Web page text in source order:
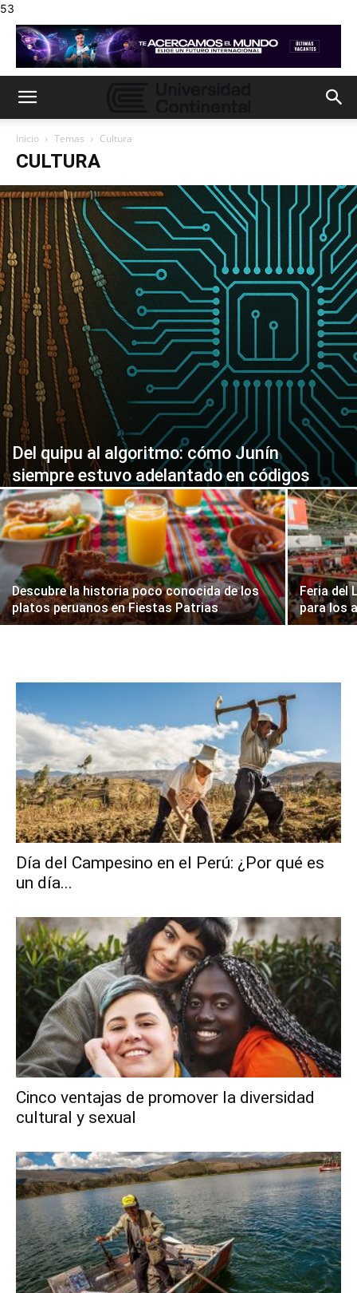
53
Inicio Temas Cultura
CULTURA
Del quipu al algoritmo: cómo Junín
siempre estuvo adelantado en códigos
Descubre la historia poco conocida de los
platos peruanos en Fiestas Patrias
Feria del
para los
Día del Campesino en el Perú: ¿Por qué es
un día...
Cinco ventajas de promover la diversidad
cultural y sexual